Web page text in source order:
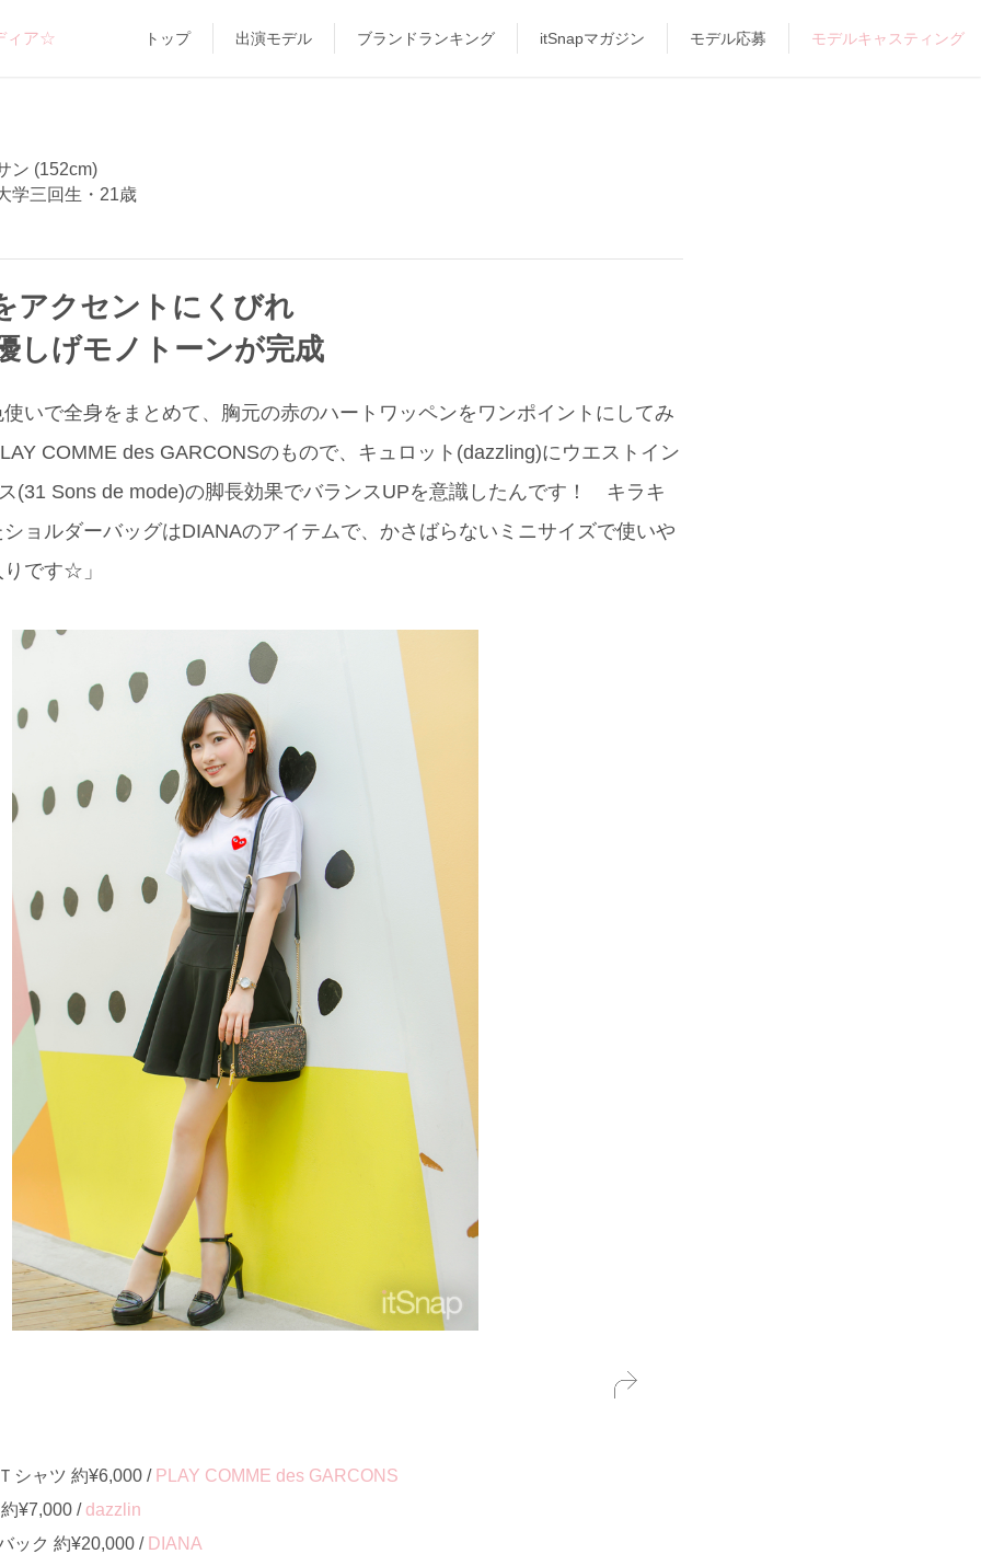
ィア☆ トップ 出演モデル ブランドランキング itSnapマガジン モデル応募 モデルキャスティング
ン (152cm)
学三回生・21歳
アクセントにくびれ
しげモノトーンが完成
いで全身をまとめて、胸元の赤のハートワッペンをワンポイントにしてみ
COMME des GARCONSのもので、キュロット(dazzling)にウエストイン
(31 Sons de mode)の脚長効果でバランスUPを意識したんです！ キラキ
ョルダーバッグはDIANAのアイテムで、かさばらないミニサイズで使いや
です☆」
シャツ 約¥6,000 / PLAY COMME des GARCONS
¥7,000 /dazzlin
ック 約¥20,000 / DIANA